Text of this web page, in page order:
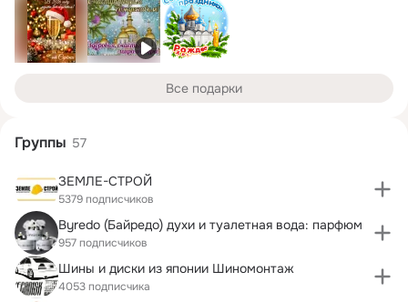
Все подарки
Группы 57
ЗЕМЛЕ-СТРОЙ
5379 подписчиков
Byredo (Байредо) духи и туалетная вода: парфюм
957 подписчиков
Шины и диски из японии Шиномонтаж
4053 подписчика